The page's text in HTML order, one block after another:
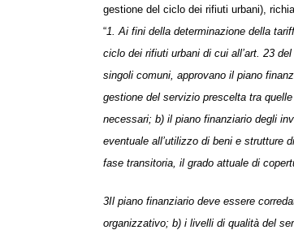
gestione del ciclo dei rifiuti urbani),
“1. Ai fini della determinazione della
ciclo dei rifiuti urbani di cui all’art. 23
singoli comuni, approvano il piano
gestione del servizio prescelta tra
necessari; b) il piano finanziario degli
eventuale all’utilizzo di beni e strutture
fase transitoria, il grado attuale di
3Il piano finanziario deve essere
organizzativo; b) i livelli di qualità del